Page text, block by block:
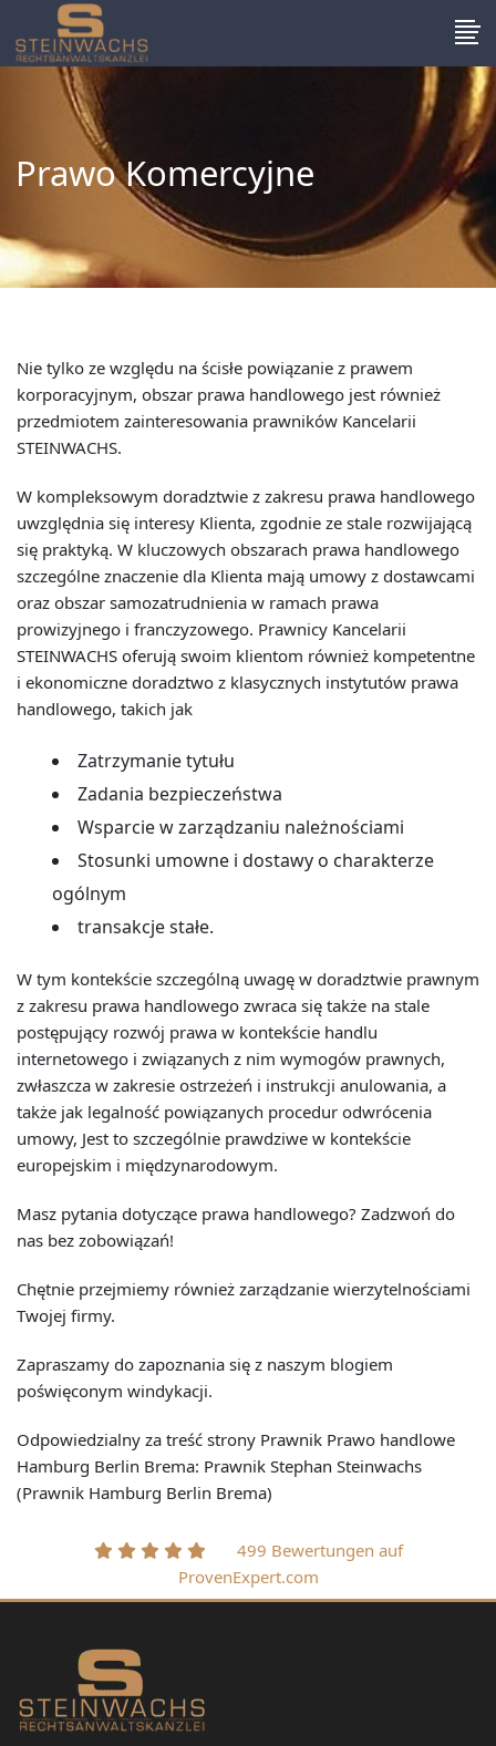
Prawo Komercyjne
Nie tylko ze względu na ścisłe powiązanie z prawem
korporacyjnym, obszar prawa handlowego jest również
przedmiotem zainteresowania prawników Kancelarii
STEINWACHS.
W kompleksowym doradztwie z zakresu prawa handlowego
uwzględnia się interesy Klienta, zgodnie ze stale rozwijającą
się praktyką. W kluczowych obszarach prawa handlowego
szczególne znaczenie dla Klienta mają umowy z dostawcami
oraz obszar samozatrudnienia w ramach prawa
prowizyjnego i franczyzowego. Prawnicy Kancelarii
STEINWACHS oferują swoim klientom również kompetentne
i ekonomiczne doradztwo z klasycznych instytutów prawa
handlowego, takich jak
Zatrzymanie tytułu
Zadania bezpieczeństwa
Wsparcie w zarządzaniu należnościami
Stosunki umowne i dostawy o charakterze
ogólnym
transakcje stałe.
W tym kontekście szczególną uwagę w doradztwie prawnym
z zakresu prawa handlowego zwraca się także na stale
postępujący rozwój prawa w kontekście handlu
internetowego i związanych z nim wymogów prawnych,
zwłaszcza w zakresie ostrzeżeń i instrukcji anulowania, a
także jak legalność powiązanych procedur odwrócenia
umowy, Jest to szczególnie prawdziwe w kontekście
europejskim i międzynarodowym.
Masz pytania dotyczące prawa handlowego? Zadzwoń do
nas bez zobowiązań!
Chętnie przejmiemy również zarządzanie wierzytelnościami
Twojej firmy.
Zapraszamy do zapoznania się z naszym blogiem
poświęconym windykacji.
Odpowiedzialny za treść strony Prawnik Prawo handlowe
Hamburg Berlin Brema: Prawnik Stephan Steinwachs
(Prawnik Hamburg Berlin Brema)
499 Bewertungen auf
ProvenExpert.com